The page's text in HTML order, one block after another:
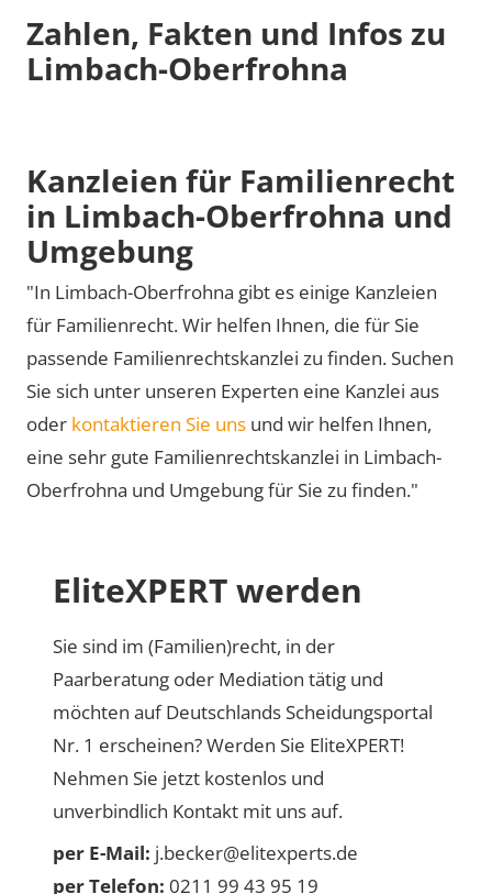
Zahlen, Fakten und Infos zu
Limbach-Oberfrohna
Kanzleien für Familienrecht
in Limbach-Oberfrohna und
Umgebung
"In Limbach-Oberfrohna gibt es einige Kanzleien
für Familienrecht. Wir helfen Ihnen, die für Sie
passende Familienrechtskanzlei zu finden. Suchen
Sie sich unter unseren Experten eine Kanzlei aus
oder kontaktieren Sie uns und wir helfen Ihnen,
eine sehr gute Familienrechtskanzlei in Limbach-
Oberfrohna und Umgebung für Sie zu finden."
EliteXPERT werden
Sie sind im (Familien)recht, in der
Paarberatung oder Mediation tätig und
möchten auf Deutschlands Scheidungsportal
Nr. 1 erscheinen? Werden Sie EliteXPERT!
Nehmen Sie jetzt kostenlos und
unverbindlich Kontakt mit uns auf.
per E-Mail: j.becker@elitexperts.de
per Telefon: 0211 99 43 95 19